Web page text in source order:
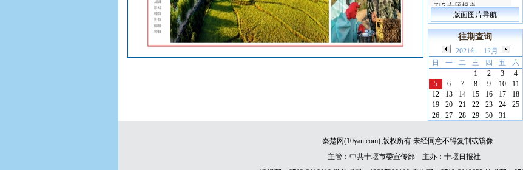
T15.专题报道
T16.专题报道
T17.专题报道
T18.专题报道
T19.专题报道
T20.专题报道
T21.专题报道
T22.专题报道
T23.专题报道
T25.专题报道
T26.专题报道
版面图片导航
往期查询
2021年
12月
日
一 二 三 四 五
六
1
2 3
4
5
6 7 8 9 10
11
12
13 14 15 16 17
18
19
20 21 22 23 24
25
26
27 28 29 30 31
秦楚网(10yan.com) 版权所有 未经同意不得复制或镜像
主管：中共十堰市委宣传部 主办：十堰日报社